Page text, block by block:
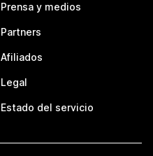
Prensa y medios
Partners
Afiliados
Legal
Estado del servicio